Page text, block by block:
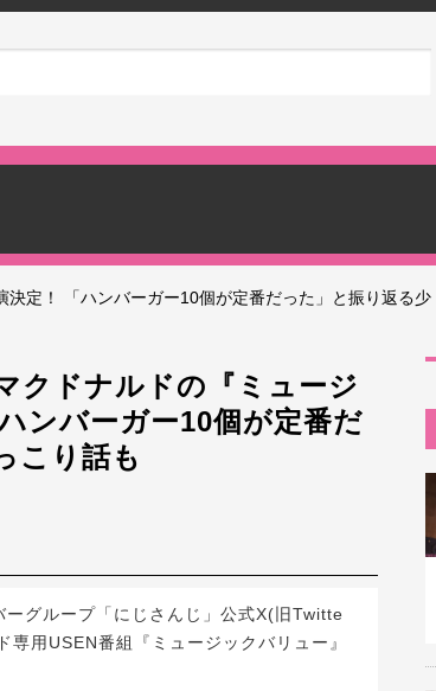
決定！ 「ハンバーガー10個が定番だった」と振り返る少
クドナルドの『ミュージ
ンバーガー10個が定番だ
こり話も
グループ「にじさんじ」公式X(旧Twitte
用USEN番組『ミュージックバリュー』